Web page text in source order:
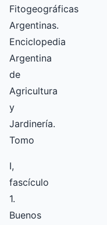
Fitogeográficas
Argentinas.
Enciclopedia
Argentina
de
Agricultura
y
Jardinería.
Tomo
I,
fascículo
1.
Buenos